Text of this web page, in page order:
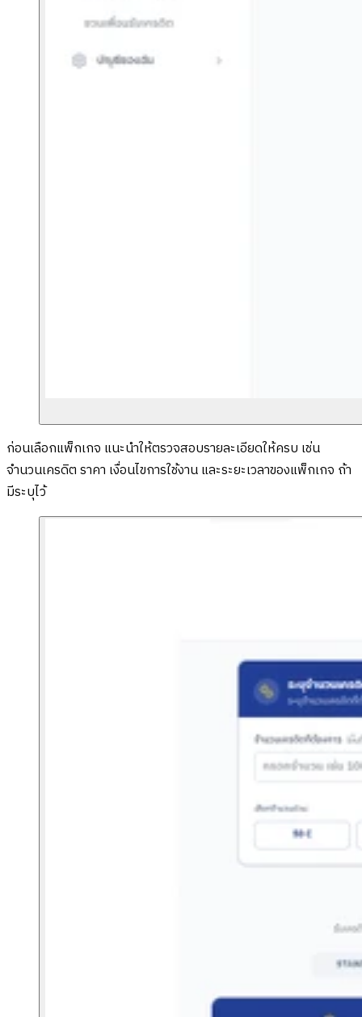
ก่อนเลือกแพ็กเกจ แนะนำให้ตรวจสอบรายละเอียดให้ครบ เช่น
จำนวนเครดิต ราคา เงื่อนไขการใช้งาน และระยะเวลาของแพ็กเกจ ถ้า
มีระบุไว้